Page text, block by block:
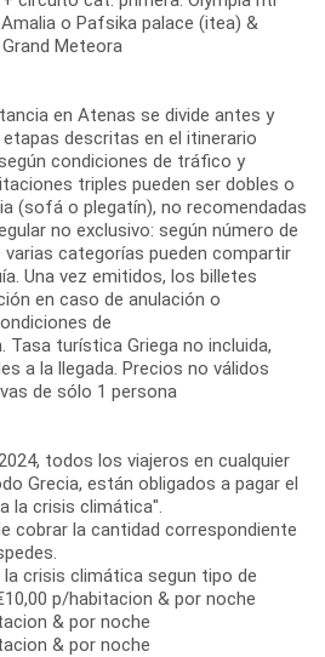
o Pafsika palace (itea) &
Meteora
en Atenas se divide antes y
descritas en el itinerario
condiciones de tráfico y
triples pueden ser dobles o
(sofá o plegatín), no recomendadas
no exclusivo: según número de
categorías pueden compartir
Una vez emitidos, los billetes
en caso de anulación o
de
Tasa turística Griega no incluida,
a la llegada. Precios no válidos
de sólo 1 persona
todos los viajeros en cualquier
Grecia, están obligados a pagar el
la crisis climática".
cobrar la cantidad correspondiente
crisis climática segun tipo de
p/habitacion & por noche
& por noche
& por noche